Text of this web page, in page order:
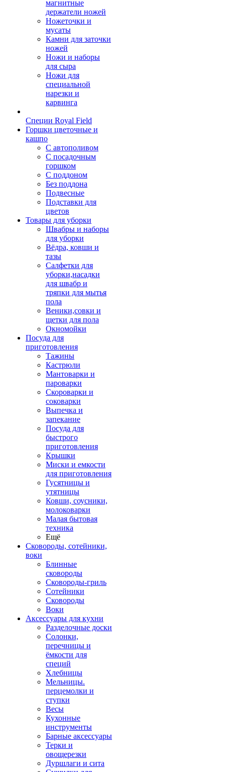
магнитные
держатели ножей
Ножеточки и
мусаты
Камни для заточки
ножей
Ножи и наборы
для сыра
Ножи для
специальной
нарезки и
карвинга
Специи Royal Field
Горшки цветочные и
кашпо
С автополивом
С посадочным
горшком
С поддоном
Без поддона
Подвесные
Подставки для
цветов
Товары для уборки
Швабры и наборы
для уборки
Вёдра, ковши и
тазы
Салфетки для
уборки,насадки
для швабр и
тряпки для мытья
пола
Веники,совки и
щетки для пола
Окномойки
Посуда для
приготовления
Тажины
Кастрюли
Мантоварки и
пароварки
Скороварки и
соковарки
Выпечка и
запекание
Посуда для
быстрого
приготовления
Крышки
Миски и емкости
для приготовления
Гусятницы и
утятницы
Ковши, соусники,
молоковарки
Малая бытовая
техника
Ещё
Сковороды, сотейники,
воки
Блинные
сковороды
Сковороды-гриль
Сотейники
Сковороды
Воки
Аксессуары для кухни
Разделочные доски
Солонки,
перечницы и
ёмкости для
специй
Хлебницы
Мельницы.
перцемолки и
ступки
Весы
Кухонные
инструменты
Барные аксессуары
Терки и
овощерезки
Дуршлаги и сита